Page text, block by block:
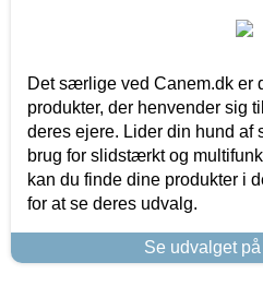
Det særlige ved Canem.dk er
produkter, der henvender sig
deres ejere. Lider din hund af
brug for slidstærkt og
kan du finde dine produkter i
for at se deres udvalg.
Se udvalget